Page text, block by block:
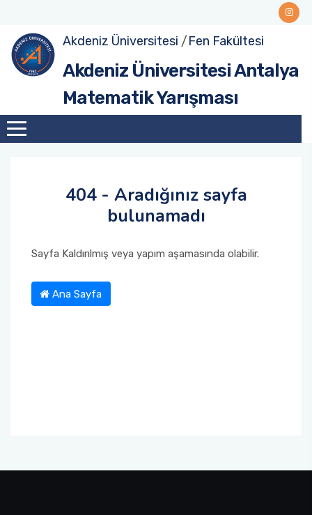
Akdeniz Üniversitesi /Fen Fakültesi
Akdeniz Üniversitesi Antalya
Matematik Yarışması
404 - Aradığınız sayfa
bulunamadı
Sayfa Kaldırılmış veya yapım aşamasında olabilir.
Ana Sayfa